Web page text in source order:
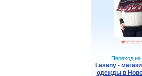
★☆☆☆
Переход на
Lasany -
одежды в